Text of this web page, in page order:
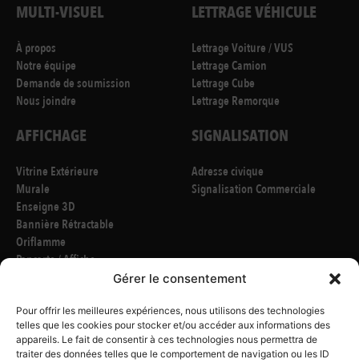
Gérer le consentement
Pour offrir les meilleures expériences, nous utilisons des technologies
telles que les cookies pour stocker et/ou accéder aux informations des
appareils. Le fait de consentir à ces technologies nous permettra de
traiter des données telles que le comportement de navigation ou les ID
MULTI-VISUEL
À propos
Notre équipe
Demande de soumission
Nous joindre
LETTRAGE VÉHICULE
Lettrage Voiture / VUS
Lettrage Camion
Lettrage Cube
Lettrage Remorque
AFFICHAGE
Vitrine Extérieure
Murale
Enseigne 3D
Bannière Rétractable
Oriflamme
Pancarte / Affiche
Bannière Extérieure / Intérieure
Poster Grand Format
SIGNALISATION
Adresse civique
Signalisation Commerciale
CONCEPTION